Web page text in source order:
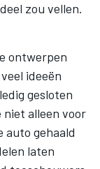
zou vellen.
ontwerpen
ideeën
gesloten
niet alleen voor
auto gehaald
laten